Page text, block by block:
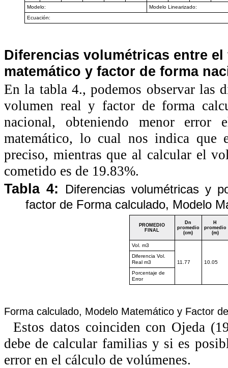
Modelo:
Modelo Linearizado:
Ecuación:
Diferencias volumétricas entre
matemático y factor de forma
En la tabla 4., podemos observar las
volumen real y factor de forma
nacional, obteniendo menor
matemático, lo cual nos indica que
preciso, mientras que al calcular el
cometido es de 19.83%.
Tabla 4: Diferencias volumétricas y
factor de Forma calculado, Modelo
PROMEDIO
FINAL
Dn
promedio
(cm)
H
promedio
(m)
Vol. m3
11.77 10.05
Diferencia Vol.
Real m3
Porcentaje de
Error
Forma calculado, Modelo Matemático y Factor
Estos datos coinciden con Ojeda
debe de calcular familias y si es
error en el cálculo de volúmenes.